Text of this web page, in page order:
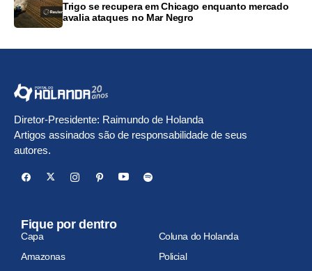
Trigo se recupera em Chicago enquanto mercado
avalia ataques no Mar Negro
Diretor-Presidente: Raimundo de Holanda
Artigos assinados são de responsabilidade de seus
autores.
Fique por dentro
Capa
Coluna do Holanda
Amazonas
Policial